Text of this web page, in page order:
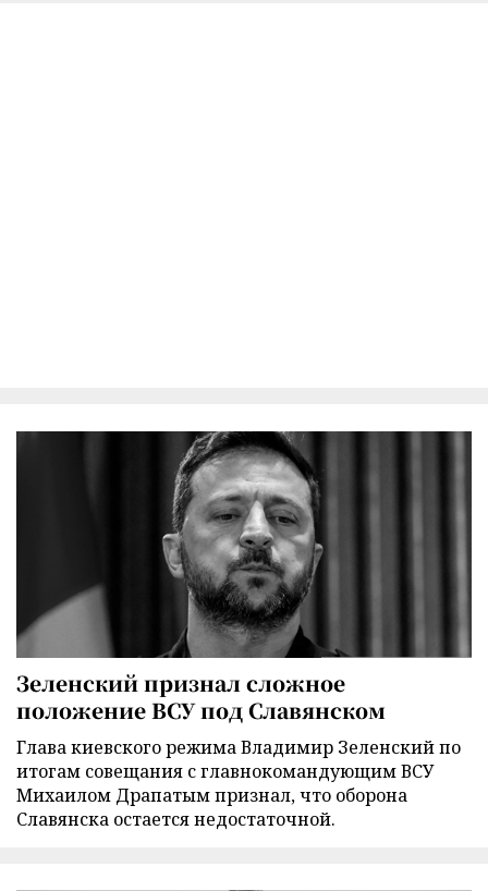
Зеленский признал сложное
положение ВСУ под Славянском
Глава киевского режима Владимир Зеленский по
итогам совещания с главнокомандующим ВСУ
Михаилом Драпатым признал, что оборона
Славянска остается недостаточной.